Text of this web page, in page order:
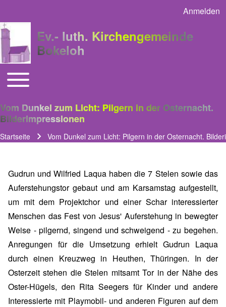
User
Anmelden
Ev.- luth. Kirchengemeinde
Bokeloh
Main navigation
Toggle main menu
Vom Dunkel zum Licht: Pilgern in der Osternacht.
Bilderimpressionen
Pfadnavigation
Startseite Vom Dunkel zum Licht: Pilgern in der Osternacht.
Gudrun und Wilfried Laqua haben die 7 Stelen sowie das
Auferstehungstor gebaut und am Karsamstag aufgestellt,
um mit dem Projektchor und einer Schar interessierter
Menschen das Fest von Jesus' Auferstehung in bewegter
Weise - pilgernd, singend und schweigend - zu begehen.
Anregungen für die Umsetzung erhielt Gudrun Laqua
durch einen Kreuzweg in Heuthen, Thüringen. In der
Osterzeit stehen die Stelen mitsamt Tor in der Nähe des
Oster-Hügels, den Rita Seegers für Kinder und andere
Interessierte mit Playmobil- und anderen Figuren auf dem